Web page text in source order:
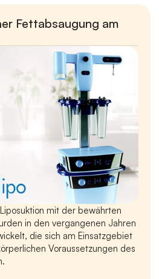
Fettabsaugung am
mit der bewährten
in den vergangenen Jahren
die sich am Einsatzgebiet
Voraussetzungen des